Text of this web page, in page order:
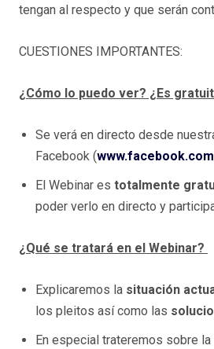
tengan al respecto y que serán
CUESTIONES IMPORTANTES:
¿Cómo lo puedo ver? ¿Es
Se verá en directo desde
Facebook (
El Webinar es totalmente
poder verlo en directo y
¿Qué se tratará en el Webinar?
Explicaremos la situación
los pleitos así como las
En especial trateremos sobre